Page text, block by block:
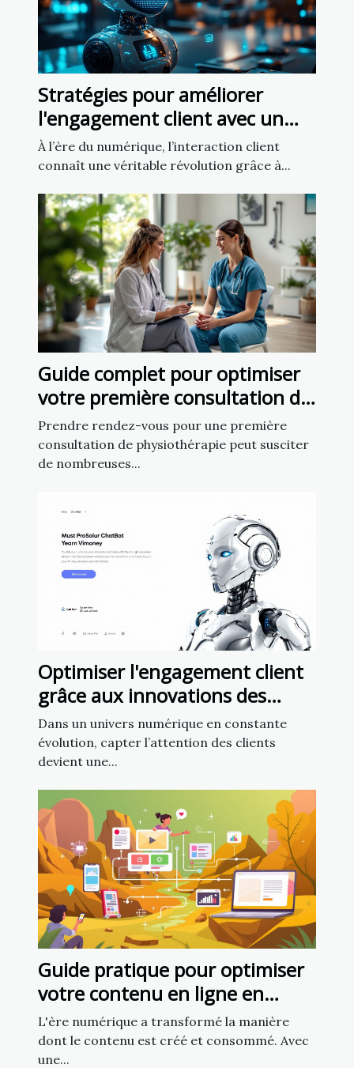
Stratégies pour améliorer
l'engagement client avec un
chatbot IA
À l’ère du numérique, l’interaction client
connaît une véritable révolution grâce à...
Guide complet pour optimiser
votre première consultation de
physiothérapie
Prendre rendez-vous pour une première
consultation de physiothérapie peut susciter
de nombreuses...
Optimiser l'engagement client
grâce aux innovations des
chatbots en marketing
Dans un univers numérique en constante
évolution, capter l’attention des clients
devient une...
Guide pratique pour optimiser
votre contenu en ligne en
utilisant l'intelligence artificielle
L'ère numérique a transformé la manière
dont le contenu est créé et consommé. Avec
une...